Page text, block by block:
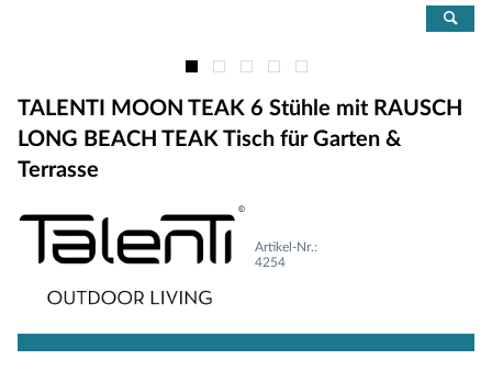
TALENTI MOON TEAK 6 Stühle mit RAUSCH
LONG BEACH TEAK Tisch für Garten &
Terrasse
Artikel-Nr.:
4254